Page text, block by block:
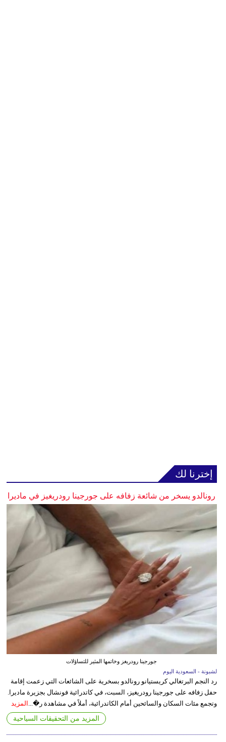
إخترنا لك
رونالدو يسخر من شائعة زفافه على جورجينا رودريغيز في ماديرا
جورجينا رودريغز وخاتمها المثير للتساؤلات
لشبونة - السعودية اليوم
رد النجم البرتغالي كريستيانو رونالدو بسخرية على الشائعات التي زعمت إقامة
حفل زفافه على جورجينا رودريغيز، السبت، في كاتدرائية فونشال بجزيرة ماديرا.
وتجمع مئات السكان والسائحين أمام الكاتدرائية، أملاً في مشاهدة ر�... المزيد
المزيد من التحقيقات السياحية